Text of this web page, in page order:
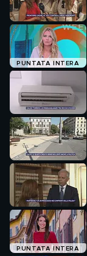
PUNTATA INTERA
PUNTATA INTERA